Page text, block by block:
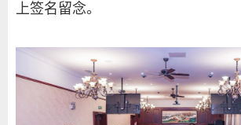
上签名留念。